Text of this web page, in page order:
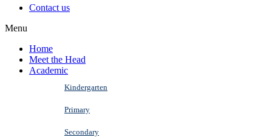
Contact us
Menu
Home
Meet the Head
Academic
Kindergarten
Primary
Secondary